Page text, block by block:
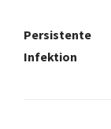
Persistente
Infektion